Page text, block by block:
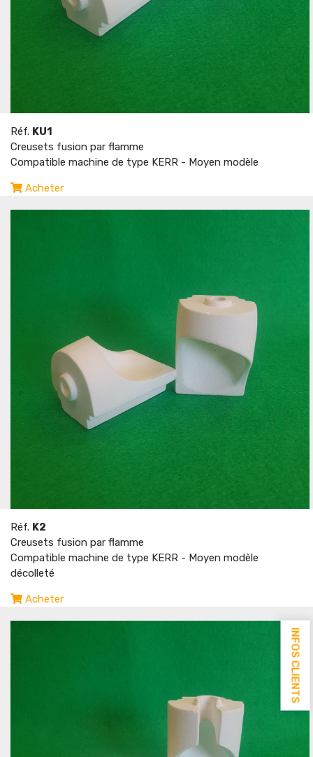
Réf. KU1
Creusets fusion par flamme
Compatible machine de type KERR - Moyen modèle
Acheter
Réf. K2
Creusets fusion par flamme
Compatible machine de type KERR - Moyen modèle
décolleté
Acheter
INFOS CLIENTS